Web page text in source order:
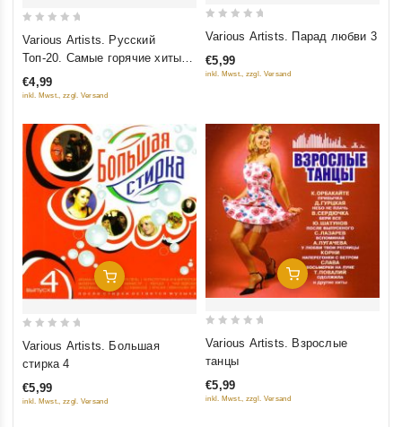
5
Various Artists. Русский
Топ-20. Самые горячие хиты
сезона
€4,99
inkl. Mwst., zzgl. Versand
of
Various Artists. Парад любви 3
€5,99
inkl. Mwst., zzgl. Versand
Добавить В Корзину
5
Various Artists. Большая
стирка 4
€5,99
inkl. Mwst., zzgl. Versand
Добавить В Корзину
5
Various Artists. Взрослые
танцы
€5,99
inkl. Mwst., zzgl. Versand